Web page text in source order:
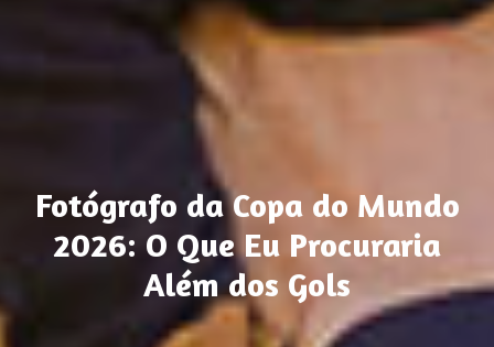
Fotógrafo da Copa do Mundo
2026: O Que Eu Procuraria
Além dos Gols